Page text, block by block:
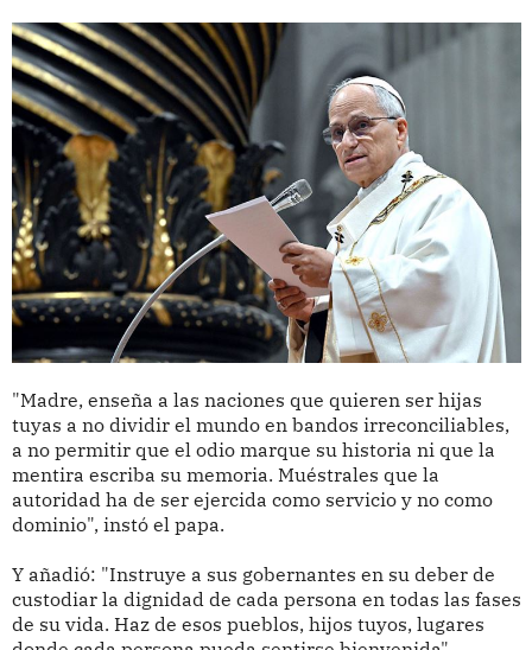
"Madre, enseña a las naciones que quieren ser hijas
tuyas a no dividir el mundo en bandos irreconciliables,
a no permitir que el odio marque su historia ni que la
mentira escriba su memoria. Muéstrales que la
autoridad ha de ser ejercida como servicio y no como
dominio", instó el papa.
Y añadió: "Instruye a sus gobernantes en su deber de
custodiar la dignidad de cada persona en todas las fases
de su vida. Haz de esos pueblos, hijos tuyos, lugares